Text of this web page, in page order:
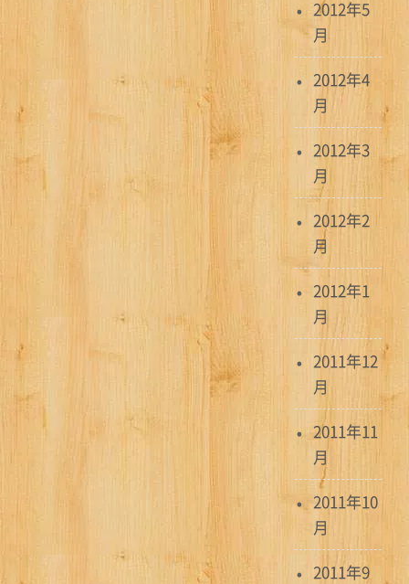
2012年5
月
2012年4
月
2012年3
月
2012年2
月
2012年1
月
2011年12
月
2011年11
月
2011年10
月
2011年9